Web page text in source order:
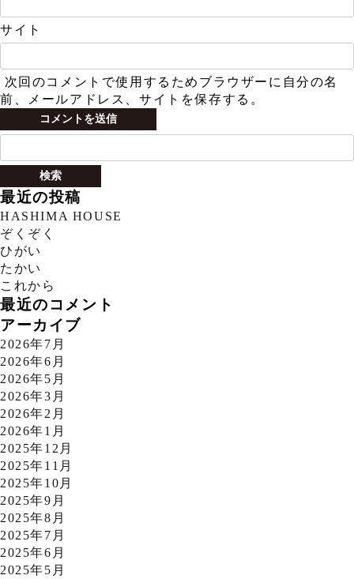
サイト
次回のコメントで使用するためブラウザーに自分の名
前、メールアドレス、サイトを保存する。
検
最近の投稿
HASHIMA HOUSE
ぞくぞく
ひがい
たかい
これから
最近のコメント
アーカイブ
2026年7月
2026年6月
2026年5月
2026年3月
2026年2月
2026年1月
2025年12月
2025年11月
2025年10月
2025年9月
2025年8月
2025年7月
2025年6月
2025年5月